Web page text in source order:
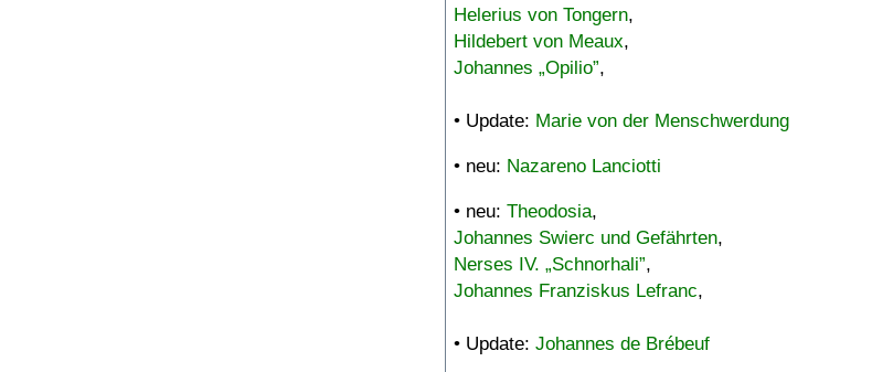
Helerius von Tongern,
Hildebert von Meaux,
Johannes „Opilio”,
• Update: Marie von der Menschwerdung
• neu: Nazareno Lanciotti
• neu: Theodosia,
Johannes Swierc und Gefährten,
Nerses IV. „Schnorhali”,
Johannes Franziskus Lefranc,
• Update: Johannes de Brébeuf